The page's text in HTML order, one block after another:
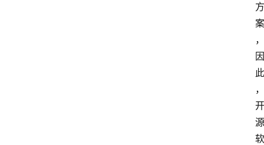
方
案
，
因
此
，
开
源
软